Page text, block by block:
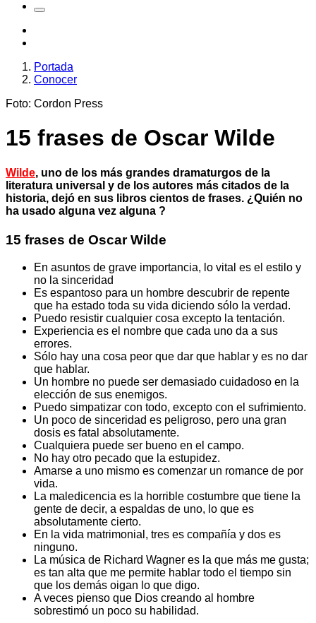
Portada
Conocer
Foto: Cordon Press
15 frases de Oscar Wilde
Wilde, uno de los más grandes dramaturgos de la
literatura universal y de los autores más citados de la
historia, dejó en sus libros cientos de frases. ¿Quién no
ha usado alguna vez alguna ?
15 frases de Oscar Wilde
En asuntos de grave importancia, lo vital es el estilo y
no la sinceridad
Es espantoso para un hombre descubrir de repente
que ha estado toda su vida diciendo sólo la verdad.
Puedo resistir cualquier cosa excepto la tentación.
Experiencia es el nombre que cada uno da a sus
errores.
Sólo hay una cosa peor que dar que hablar y es no dar
que hablar.
Un hombre no puede ser demasiado cuidadoso en la
elección de sus enemigos.
Puedo simpatizar con todo, excepto con el sufrimiento.
Un poco de sinceridad es peligroso, pero una gran
dosis es fatal absolutamente.
Cualquiera puede ser bueno en el campo.
No hay otro pecado que la estupidez.
Amarse a uno mismo es comenzar un romance de por
vida.
La maledicencia es la horrible costumbre que tiene la
gente de decir, a espaldas de uno, lo que es
absolutamente cierto.
En la vida matrimonial, tres es compañía y dos es
ninguno.
La música de Richard Wagner es la que más me gusta;
es tan alta que me permite hablar todo el tiempo sin
que los demás oigan lo que digo.
A veces pienso que Dios creando al hombre
sobrestimó un poco su habilidad.